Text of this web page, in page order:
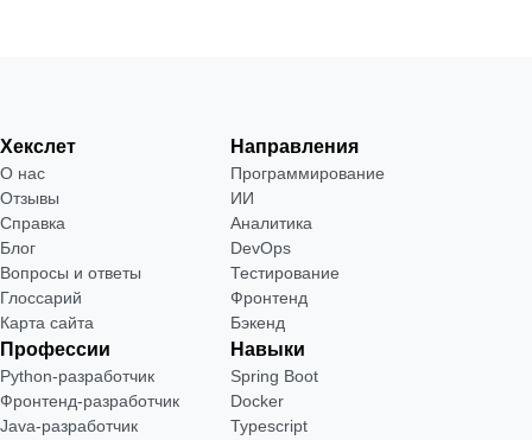
Хекслет
О нас
Отзывы
Справка
Блог
Вопросы и ответы
Глоссарий
Карта сайта
Направления
Программирование
ИИ
Аналитика
DevOps
Тестирование
Фронтенд
Бэкенд
Профессии
Python-разработчик
Фронтенд-разработчик
Java-разработчик
Навыки
Spring Boot
Docker
Typescript